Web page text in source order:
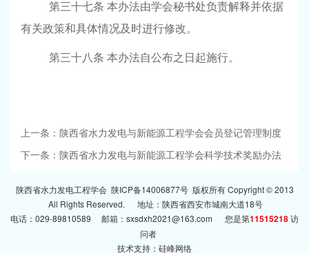
第三十七条 本办法由学会秘书处负责解释并依据
有关政策和具体情况及时进行修改。
第三十八条 本办法自公布之日起施行。
上一条：陕西省水力发电与新能源工程学会会员登记管理制度
下一条：陕西省水力发电与新能源工程学会科学技术奖励办法
陕西省水力发电工程学会 陕ICP备14006877号版权所有 Copyright © 2013
All Rights Reserved. 地址：陕西省西安市城南大道18号
电话：029-89810589 邮箱：sxsdxh2021@163.com 您是第11515218访
问者
技术支持： 硅峰网络